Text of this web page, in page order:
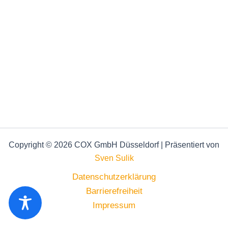
Copyright © 2026 COX GmbH Düsseldorf | Präsentiert von
Sven Sulik
Datenschutzerklärung
Barrierefreiheit
Impressum